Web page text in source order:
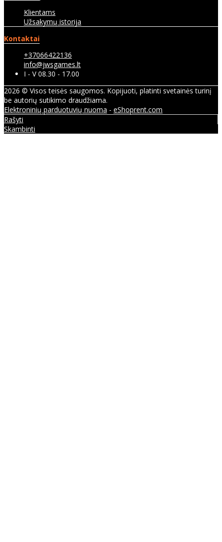
Klientams
Užsakymų istorija
Kontaktai
+37066422136
info@jwsgames.lt
I - V 08.30 - 17.00
2026 © Visos teisės saugomos. Kopijuoti, platinti svetainės turinį
be autorių sutikimo draudžiama.
Elektroninių parduotuvių nuoma - eShoprent.com
Rašyti
Skambinti